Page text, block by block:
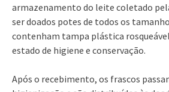
armazenamento do leite coletado
ser doados potes de todos os
contenham tampa plástica
estado de higiene e conservação.
Após o recebimento, os frascos